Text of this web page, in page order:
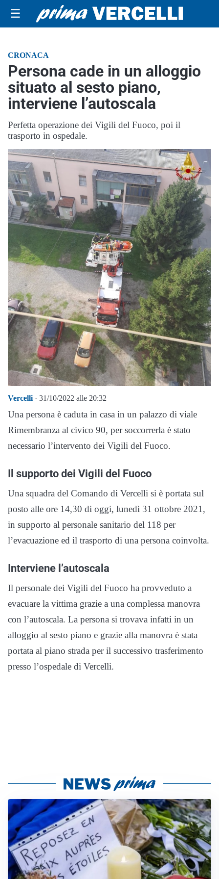
☰
CRONACA
Persona cade in un alloggio
situato al sesto piano,
interviene l’autoscala
Perfetta operazione dei Vigili del Fuoco, poi il
trasporto in ospedale.
Vercelli · 31/10/2022 alle 20:32
Una persona è caduta in casa in un palazzo di viale
Rimembranza al civico 90, per soccorrerla è stato
necessario l’intervento dei Vigili del Fuoco.
Il supporto dei Vigili del Fuoco
Una squadra del Comando di Vercelli si è portata sul
posto alle ore 14,30 di oggi, lunedì 31 ottobre 2021,
in supporto al personale sanitario del 118 per
l’evacuazione ed il trasporto di una persona coinvolta.
Interviene l’autoscala
Il personale dei Vigili del Fuoco ha provveduto a
evacuare la vittima grazie a una complessa manovra
con l’autoscala. La persona si trovava infatti in un
alloggio al sesto piano e grazie alla manovra è stata
portata al piano strada per il successivo trasferimento
presso l’ospedale di Vercelli.